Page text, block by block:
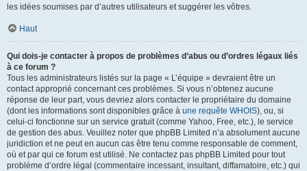
les idées soumises par d’autres utilisateurs et suggérer les vôtres.
Haut
Qui dois-je contacter à propos de problèmes d’abus ou d’ordres légaux liés
à ce forum ?
Tous les administrateurs listés sur la page « L’équipe » devraient être un
contact approprié concernant ces problèmes. Si vous n’obtenez aucune
réponse de leur part, vous devriez alors contacter le propriétaire du domaine
(dont les informations sont disponibles grâce à une requête WHOIS), ou, si
celui-ci fonctionne sur un service gratuit (comme Yahoo, Free, etc.), le service
de gestion des abus. Veuillez noter que phpBB Limited n’a absolument aucune
juridiction et ne peut en aucun cas être tenu comme responsable de comment,
où et par qui ce forum est utilisé. Ne contactez pas phpBB Limited pour tout
problème d’ordre légal (commentaire incessant, insultant, diffamatoire, etc.) qui